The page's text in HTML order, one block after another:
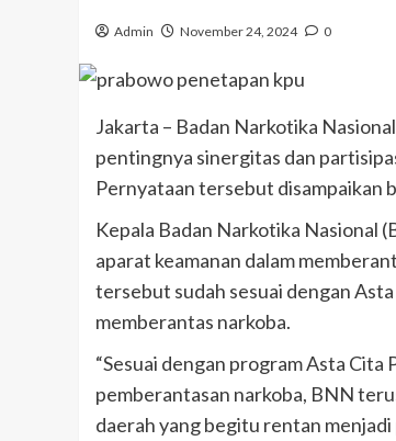
Admin November 24, 2024 0
Jakarta – Badan Narkotika
pentingnya sinergitas dan
Pernyataan tersebut disampaikan
Kepala Badan Narkotika Nasional
aparat keamanan dalam
tersebut sudah sesuai dengan
memberantas narkoba.
“Sesuai dengan program Asta
pemberantasan narkoba, BNN
daerah yang begitu rentan